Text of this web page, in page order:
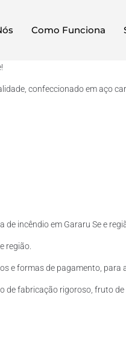
Como Funciona
confeccionado em aço
incêndio em Gararu Se e
região.
e formas de pagamento, para
fabricação rigoroso, fruto de